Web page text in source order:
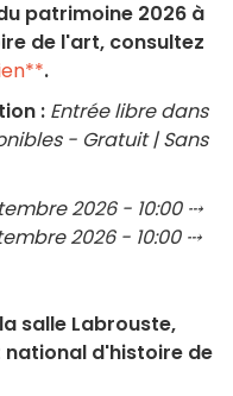
patrimoine 2026 à
de l'art, consultez
.
: Entrée libre dans
- Gratuit | Sans
2026 - 10:00 ⤏
2026 - 10:00 ⤏
salle Labrouste,
d'histoire de